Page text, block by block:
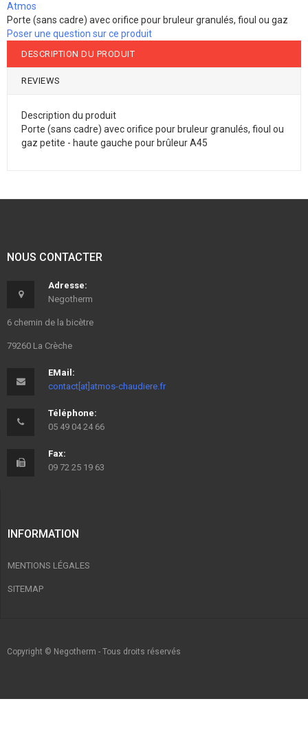
Atmos
Porte (sans cadre) avec orifice pour bruleur granulés, fioul ou gaz
Poser une question sur ce produit
DESCRIPTION DU PRODUIT
REVIEWS
Description du produit
Porte (sans cadre) avec orifice pour bruleur granulés, fioul ou
gaz petite - haute gauche pour brûleur A45
NOUS CONTACTER
Adresse:
Negotherm
6 chemin de la bicètre
79260 La Crèche
EMail:
contact[at]atmos-chaudiere.fr
Téléphone:
05 49 04 24 66
Fax:
09 72 25 19 63
INFORMATION
MENTIONS LÉGALES
SITEMAP
Copyright © Negotherm - Tous droits réservés